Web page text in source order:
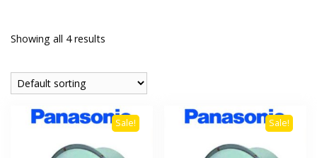
Showing all 4 results
Sale! Sale!